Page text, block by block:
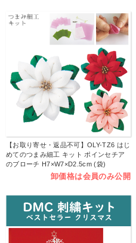
【お取り寄せ・返品不可】OLY-TZ6 はじ
めてのつまみ細工 キット ポインセチア
のブローチ H7×W7×D2.5cm (袋)
卸価格は会員のみ公開